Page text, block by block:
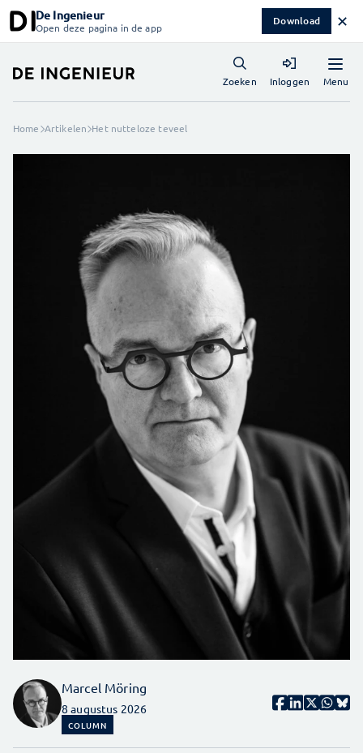
De Ingenieur
Open deze pagina in de app Download ✕
Menu
Zoeken Inloggen
Home Artikelen Het nutteloze teveel
Marcel Möring
8 augustus 2026
COLUMN